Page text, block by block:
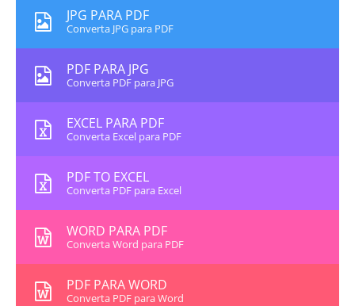
JPG PARA PDF
Converta JPG para PDF
PDF PARA JPG
Converta PDF para JPG
EXCEL PARA PDF
Converta Excel para PDF
PDF TO EXCEL
Converta PDF para Excel
WORD PARA PDF
Converta Word para PDF
PDF PARA WORD
Converta PDF para Word